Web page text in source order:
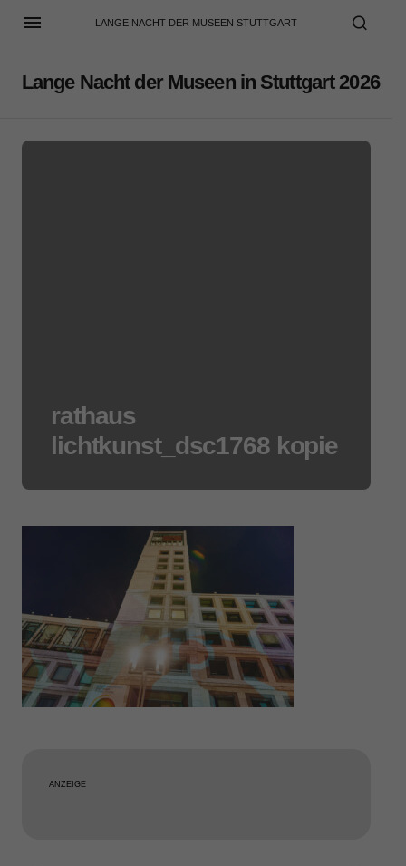
LANGE NACHT DER MUSEEN STUTTGART
Lange Nacht der Museen in Stuttgart 2026
rathaus
lichtkunst_dsc1768 kopie
ANZEIGE